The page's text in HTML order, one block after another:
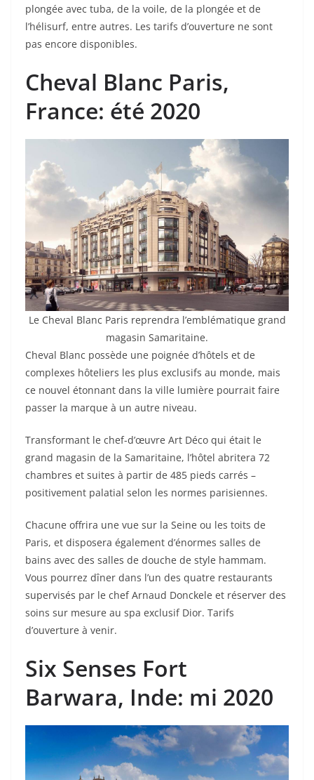
plongée avec tuba, de la voile, de la plongée et de
l’hélisurf, entre autres. Les tarifs d’ouverture ne sont
pas encore disponibles.
Cheval Blanc Paris,
France: été 2020
Le Cheval Blanc Paris reprendra l’emblématique grand
magasin Samaritaine.
Cheval Blanc possède une poignée d’hôtels et de
complexes hôteliers les plus exclusifs au monde, mais
ce nouvel étonnant dans la ville lumière pourrait faire
passer la marque à un autre niveau.
Transformant le chef-d’œuvre Art Déco qui était le
grand magasin de la Samaritaine, l’hôtel abritera 72
chambres et suites à partir de 485 pieds carrés –
positivement palatial selon les normes parisiennes.
Chacune offrira une vue sur la Seine ou les toits de
Paris, et disposera également d’énormes salles de
bains avec des salles de douche de style hammam.
Vous pourrez dîner dans l’un des quatre restaurants
supervisés par le chef Arnaud Donckele et réserver des
soins sur mesure au spa exclusif Dior. Tarifs
d’ouverture à venir.
Six Senses Fort
Barwara, Inde: mi 2020